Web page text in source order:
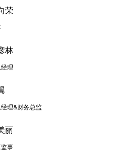
荣
林
理
理&财务总监
丽
事